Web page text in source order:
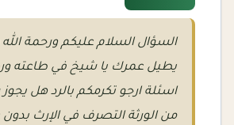
السؤال السلام عليكم ورحمة الله
يطيل عمرك يا شيخ في طاعته
اسئلة ارجو تكرمكم بالرد هل
من الورثة التصرف في الإرث بدون